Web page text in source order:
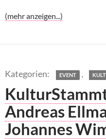
(mehr anzeigen...)
EVENT ,
Andreas
Johannes